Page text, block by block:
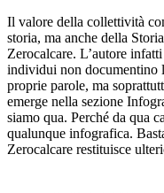
Il valore della collettività
storia, ma anche della
Zerocalcare. L’autore
individui non documentino
proprie parole, ma
emerge nella sezione
siamo qua. Perché da qua
qualunque infografica.
Zerocalcare restituisce